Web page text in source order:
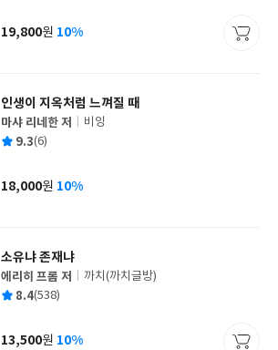
사
가
19,800원 10%
인생이 지옥처럼 느껴질 때
글
쓴
마샤 리네한 저
출
사
비잉
평 9.3(6)
가
18,000원 10%
소유냐 존재냐
글
쓴
에리히 프롬 저
출
사
까치(까치글방)
평 8.4(538)
13,500원 10%